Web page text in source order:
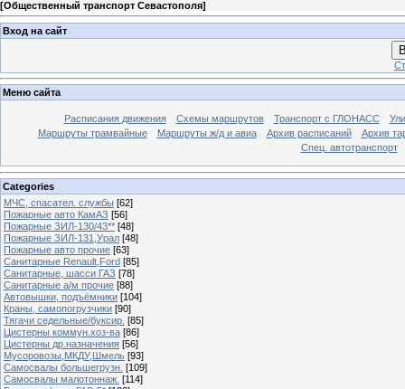
[Общественный транспорт Севастополя]
Вход на сайт
Меню сайта
Расписания движения Схемы маршрутов Транспорт с ГЛОНАСС
Маршруты трамвайные
Маршруты ж/д и авиа Архив расписаний
Архив
Спец. автотранспорт
Categories
МЧС, спасател. службы [62]
Пожарные авто КамАЗ [56]
Пожарные ЗИЛ-130/43** [48]
Пожарные ЗИЛ-131,Урал [48]
Пожарные авто прочие [63]
Санитарные Renault,Ford [85]
Санитарные, шасси ГАЗ [78]
Санитарные а/м прочие [88]
Автовышки, подъёмники [104]
Краны, самопогрузчики [90]
Тягачи седельные/буксир. [85]
Цистерны коммун.хоз-ва [86]
Цистерны др.назначения [56]
Мусоровозы,МКДУ,Шмель [93]
Самосвалы большегрузн. [109]
Самосвалы малотоннаж. [114]